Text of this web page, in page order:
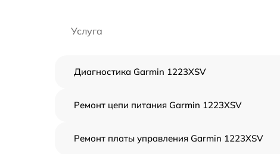
Услуга
Диагностика Garmin 1223XSV
Ремонт цепи питания Garmin 1223XSV
Ремонт платы управления Garmin 1223XSV